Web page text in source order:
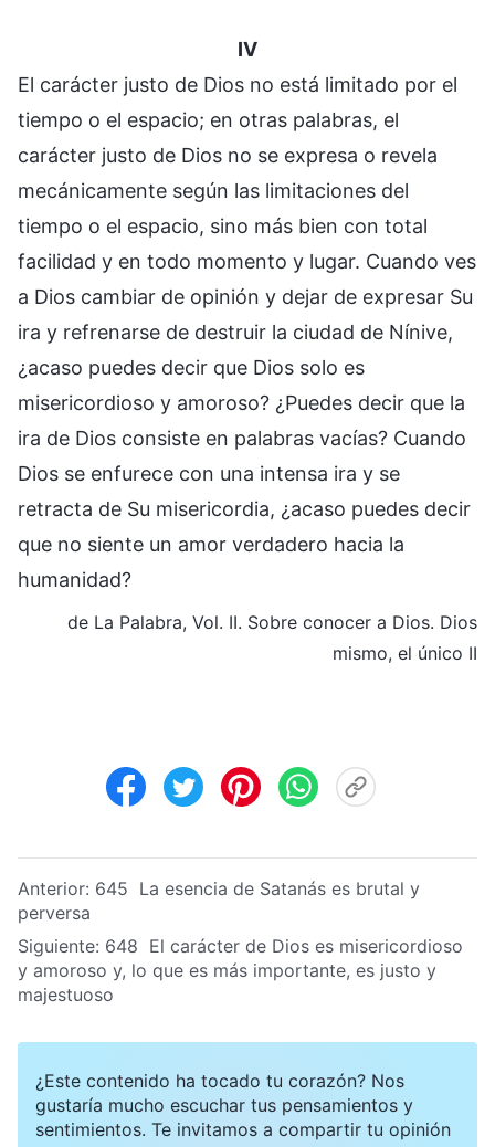
IV
El carácter justo de Dios no está limitado por el
tiempo o el espacio; en otras palabras, el
carácter justo de Dios no se expresa o revela
mecánicamente según las limitaciones del
tiempo o el espacio, sino más bien con total
facilidad y en todo momento y lugar. Cuando ves
a Dios cambiar de opinión y dejar de expresar Su
ira y refrenarse de destruir la ciudad de Nínive,
¿acaso puedes decir que Dios solo es
misericordioso y amoroso? ¿Puedes decir que la
ira de Dios consiste en palabras vacías? Cuando
Dios se enfurece con una intensa ira y se
retracta de Su misericordia, ¿acaso puedes decir
que no siente un amor verdadero hacia la
humanidad?
de La Palabra, Vol. II. Sobre conocer a Dios. Dios
mismo, el único II
Anterior: 645 La esencia de Satanás es brutal y
perversa
Siguiente: 648 El carácter de Dios es misericordioso
y amoroso y, lo que es más importante, es justo y
majestuoso
¿Este contenido ha tocado tu corazón? Nos
gustaría mucho escuchar tus pensamientos y
sentimientos. Te invitamos a compartir tu opinión